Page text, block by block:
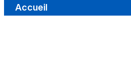
Accueil